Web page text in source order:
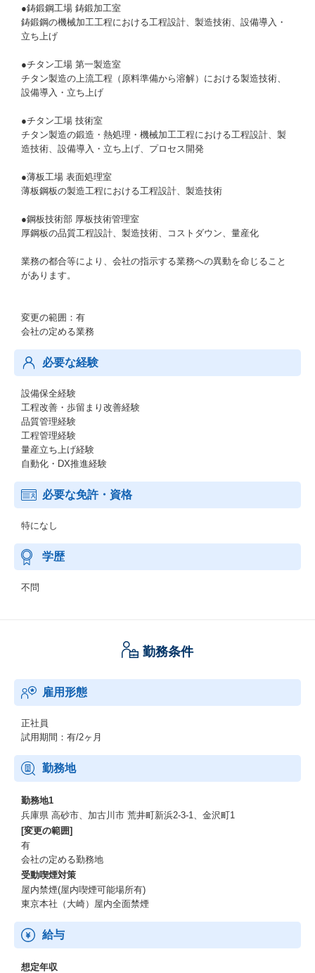
●鋳鍛鋼工場 鋳鍛加工室
鋳鍛鋼の機械加工工程における工程設計、製造技術、設備導入・
立ち上げ
●チタン工場 第一製造室
チタン製造の上流工程（原料準備から溶解）における製造技術、
設備導入・立ち上げ
●チタン工場 技術室
チタン製造の鍛造・熱処理・機械加工工程における工程設計、製
造技術、設備導入・立ち上げ、プロセス開発
●薄板工場 表面処理室
薄板鋼板の製造工程における工程設計、製造技術
●鋼板技術部 厚板技術管理室
厚鋼板の品質工程設計、製造技術、コストダウン、量産化
業務の都合等により、会社の指示する業務への異動を命じること
があります。
変更の範囲：有
会社の定める業務
必要な経験
設備保全経験
工程改善・歩留まり改善経験
品質管理経験
工程管理経験
量産立ち上げ経験
自動化・DX推進経験
必要な免許・資格
特になし
学歴
不問
勤務条件
雇用形態
正社員
試用期間：有/2ヶ月
勤務地
勤務地1
兵庫県 高砂市、加古川市 荒井町新浜2-3-1、金沢町1
[変更の範囲]
有
会社の定める勤務地
受動喫煙対策
屋内禁煙(屋内喫煙可能場所有)
東京本社（大崎）屋内全面禁煙
給与
想定年収